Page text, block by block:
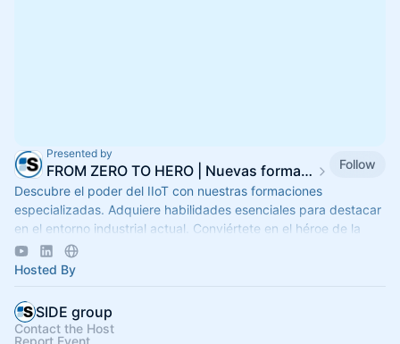
Presented by
FROM ZERO TO HERO | Nuevas formaciones IIoT 2024.
Follow
Descubre el poder del IIoT con nuestras formaciones
especializadas. Adquiere habilidades esenciales para destacar
en el entorno industrial actual. Conviértete en el héroe de la
Industria 4.0.
Hosted By
SIDE group
Contact the Host
Report Event